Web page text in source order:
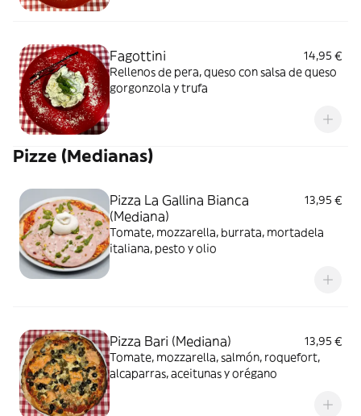
Fagottini
14,95 €
Rellenos de pera, queso con salsa de queso
gorgonzola y trufa
Pizze (Medianas)
Pizza La Gallina Bianca
(Mediana)
13,95 €
Tomate, mozzarella, burrata, mortadela
italiana, pesto y olio
Pizza Bari (Mediana)
13,95 €
Tomate, mozzarella, salmón, roquefort,
alcaparras, aceitunas y orégano